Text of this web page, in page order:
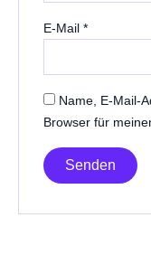
E-Mail *
Name, E-Mail-
Browser für